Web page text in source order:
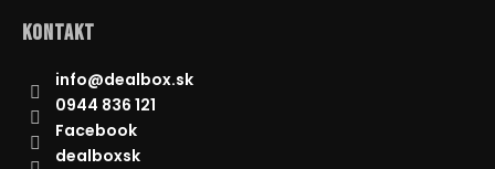
Kontakt
info@dealbox.sk
0944 836 121
Facebook
dealboxsk